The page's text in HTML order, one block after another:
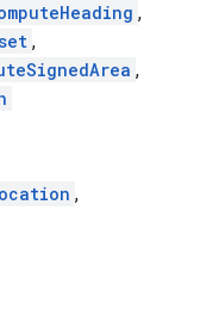
,
,
,
,